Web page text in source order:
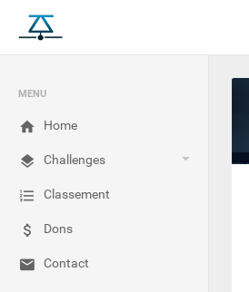
MENU
Home
Challenges
Classement
Dons
Contact